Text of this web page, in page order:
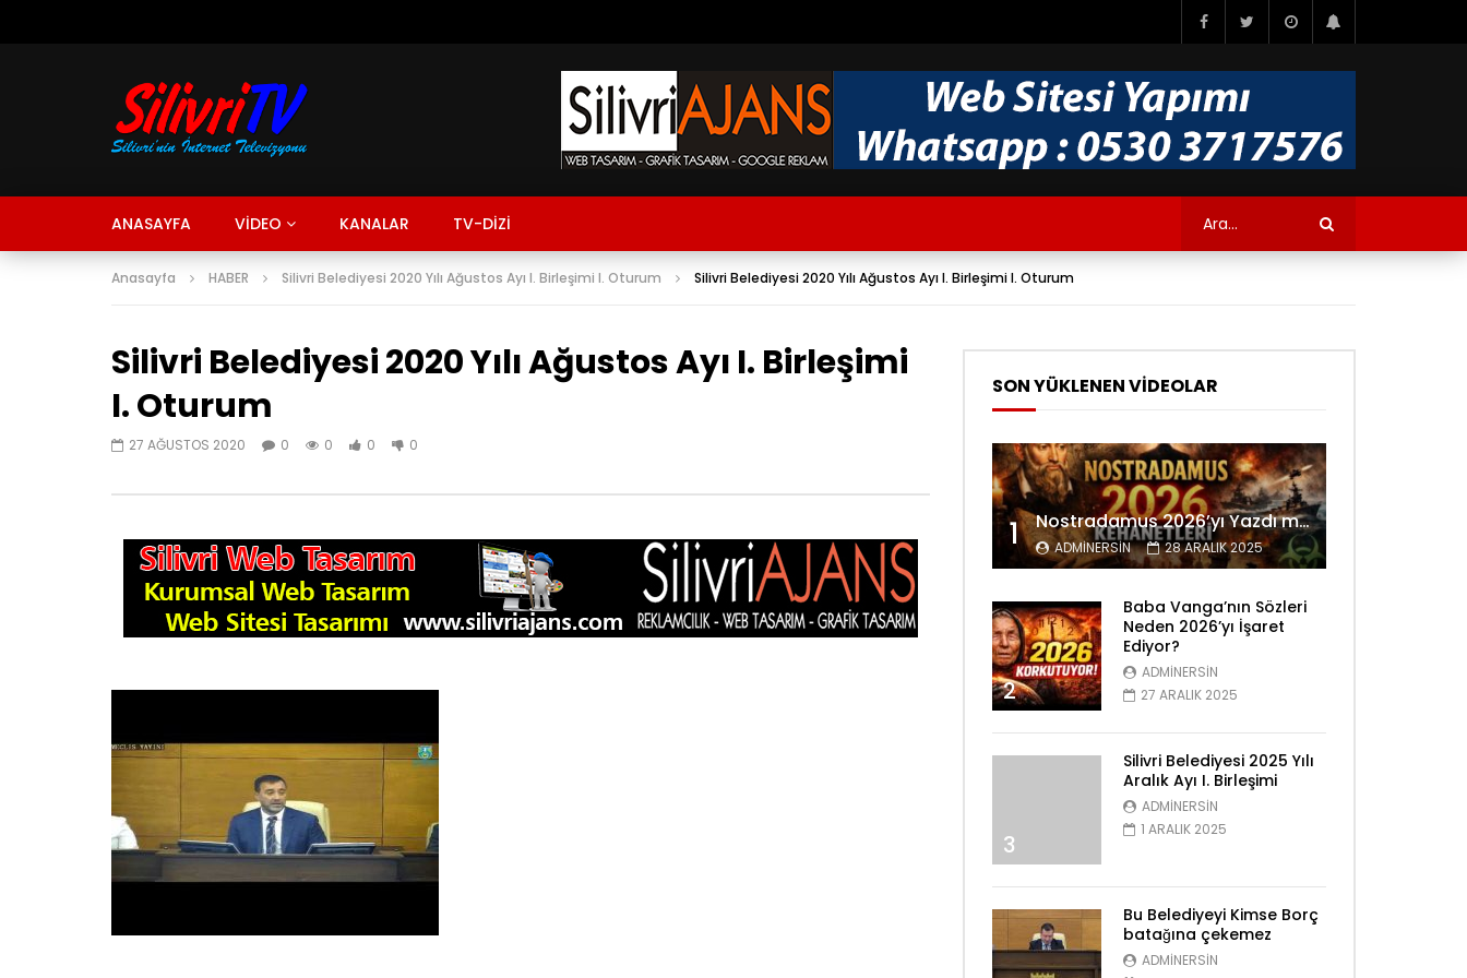
ANASAYFA VİDEO KANALAR TV-DİZİ
Anasayfa HABER Silivri Belediyesi 2020 Yılı Ağustos Ayı I. Birleşimi I. Oturum Silivri Belediyesi 2020 Yılı Ağustos Ayı I. Birleşimi I. Oturum
Silivri Belediyesi 2020 Yılı Ağustos Ayı I. Birleşimi
I. Oturum
27 AĞUSTOS 2020 0 0 0 0
SON YÜKLENEN VİDEOLAR
1 Nostradamus 2026’yı Yazdı mı? Tüyler Ürperten Kehanetler
ADMINERSIN 28 ARALIK 2025
2
Baba Vanga’nın Sözleri
Neden 2026’yı İşaret
Ediyor?
ADMINERSIN
27 ARALIK 2025
3
Silivri Belediyesi 2025 Yılı
Aralık Ayı I. Birleşimi
ADMINERSIN
1 ARALIK 2025
Bu Belediyeyi Kimse Borç
batağına çekemez
ADMINERSIN